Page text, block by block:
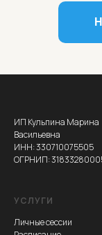
ИП Кульпина Марина
Васильевна
ИНН: 330710075505
ОГРНИП:
УСЛУГИ
Личные сессии